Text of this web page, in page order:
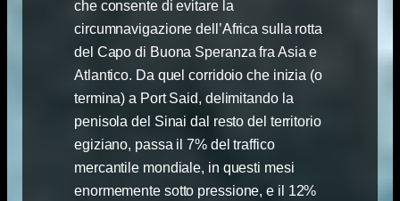
che consente di evitare la
circumnavigazione dell’Africa sulla rotta
del Capo di Buona Speranza fra Asia e
Atlantico. Da quel corridoio che inizia (o
termina) a Port Said, delimitando la
penisola del Sinai dal resto del territorio
egiziano, passa il 7% del traffico
mercantile mondiale, in questi mesi
enormemente sotto pressione, e il 12%